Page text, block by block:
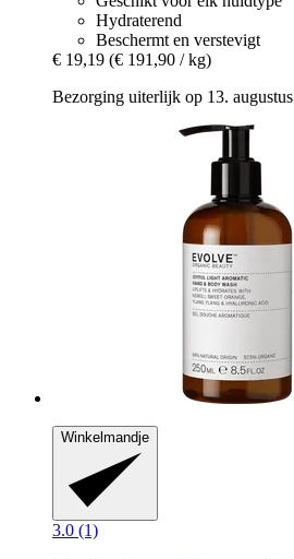
Hydraterend
Beschermt en verstevigt
€ 19,19 (€ 191,90 / kg)
Bezorging uiterlijk op 13. augustus
Winkelmandje
3.0 (1)